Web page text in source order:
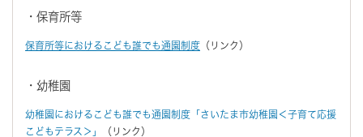
・保育所等
保育所等におけるこども誰でも通園制度 （リンク）
・幼稚園
幼稚園におけるこども誰でも通園制度「さいたま市幼稚園＜子育て応援
こどもテラス＞」
（リンク）